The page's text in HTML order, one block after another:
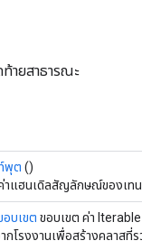
ายสาธารณะ
พุต ()
าแฮนเดิลสัญลักษณ์ของเทน
อบเขต ขอบเขต ค่า
กโรงงานเพื่อสร้างคลาสที่